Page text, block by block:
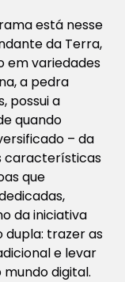
está nesse
da Terra,
em variedades
a pedra
possui a
quando
– da
características
que
da iniciativa
dupla: trazer as
e levar
digital.